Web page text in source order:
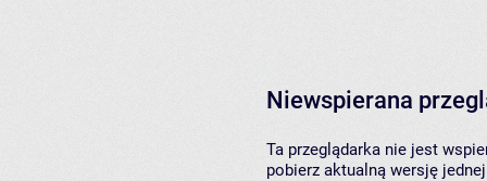
Niewspierana
Ta przeglądarka nie jest
pobierz aktualną wersję